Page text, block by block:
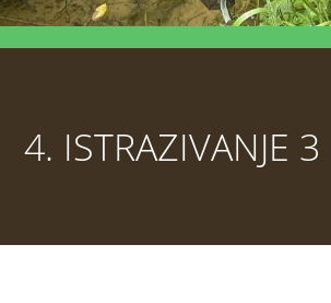
4. ISTRAZIVANJE 3